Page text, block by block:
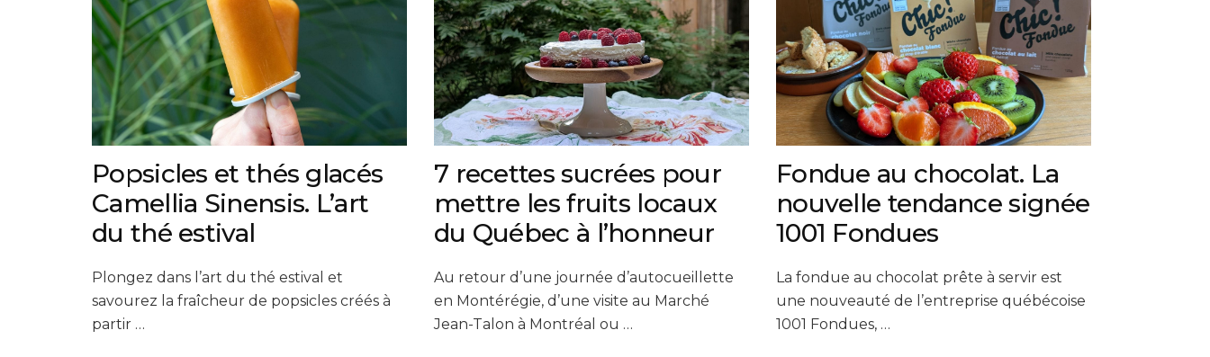
Popsicles et thés glacés
Camellia Sinensis. L’art
du thé estival
Plongez dans l’art du thé estival et
savourez la fraîcheur de popsicles créés à
partir …
7 recettes sucrées pour
mettre les fruits locaux
du Québec à l’honneur
Au retour d’une journée d’autocueillette
en Montérégie, d’une visite au Marché
Jean-Talon à Montréal ou …
Fondue au chocolat. La
nouvelle tendance signée
1001 Fondues
La fondue au chocolat prête à servir est
une nouveauté de l’entreprise québécoise
1001 Fondues, …